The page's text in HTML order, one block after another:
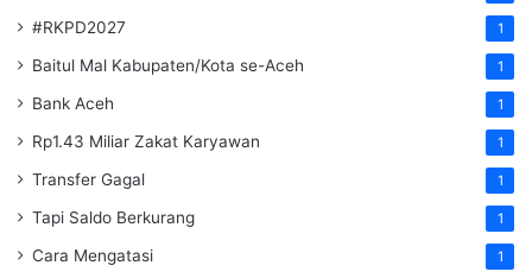
#RKPD2027 1
Baitul Mal Kabupaten/Kota se-Aceh 1
Bank Aceh 1
Rp1.43 Miliar Zakat Karyawan 1
Transfer Gagal 1
Tapi Saldo Berkurang 1
Cara Mengatasi 1